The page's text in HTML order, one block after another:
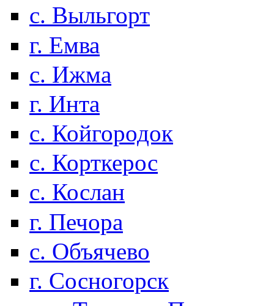
с. Выльгорт
г. Емва
с. Ижма
г. Инта
с. Койгородок
с. Корткерос
с. Кослан
г. Печора
с. Объячево
г. Сосногорск